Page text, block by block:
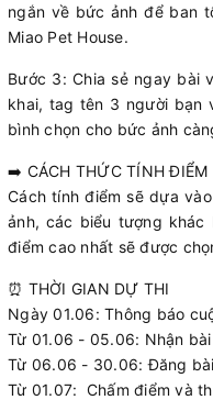
ngắn về bức ảnh để ban
Miao Pet House.
Bước 3: Chia sẻ ngay bài
khai, tag tên 3 người bạn
bình chọn cho bức ảnh
➡️ CÁCH THỨC TÍNH ĐIỂM
Cách tính điểm sẽ dựa
ảnh, các biểu tượng khác
điểm cao nhất sẽ được
⏰ THỜI GIAN DỰ THI
Ngày 01.06: Thông báo
Từ 01.06 - 05.06: Nhận
Từ 06.06 - 30.06: Đăng
Từ 01.07: Chấm điểm và